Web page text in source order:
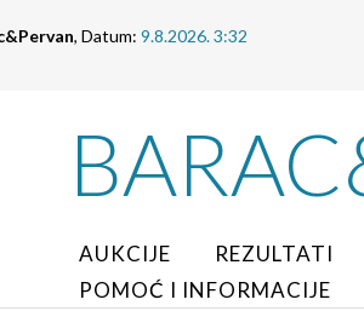
, Datum: 9.8.2026. 3:32
AUKCIJE
REZULTATI
POMOĆ I INFORMACIJE